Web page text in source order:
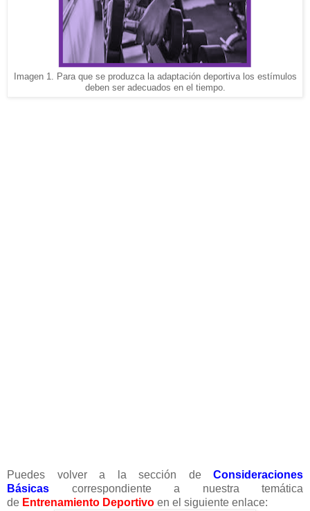
Imagen 1. Para que se produzca la adaptación deportiva los estímulos
deben ser adecuados en el tiempo.
Puedes volver a la sección de Consideraciones
Básicas correspondiente a nuestra temática
de Entrenamiento Deportivo en el siguiente enlace: